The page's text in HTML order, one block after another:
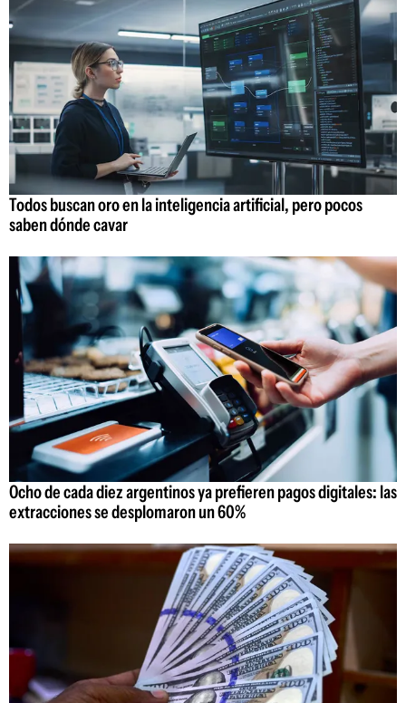
Todos buscan oro en la inteligencia artificial, pero pocos
saben dónde cavar
Ocho de cada diez argentinos ya prefieren pagos digitales: las
extracciones se desplomaron un 60%